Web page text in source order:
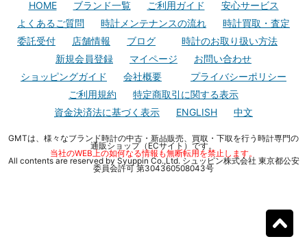
HOME ブランド一覧 ご利用ガイド
安心サービス
よくあるご質問
時計メンテナンスの流れ
時計買取・査定
委託受付
店舗情報 ブログ
時計のお取り扱い方法
新規会員登録
マイページ
お問い合わせ
ショッピングガイド
会社概要
プライバシーポリシー
ご利用規約
特定商取引に関する表示
資金決済法に基づく表示
ENGLISH 中文
GMTは、様々なブランド時計の中古・新品販売、買取・下取を行う時計専門の
通販ショップ（ECサイト）です。
当社のWEB上の如何なる情報も無断転用を禁止します。
All contents are reserved by Syuppin Co.,Ltd. シュッピン株式会社 東京都公安
委員会許可 第304360508043号